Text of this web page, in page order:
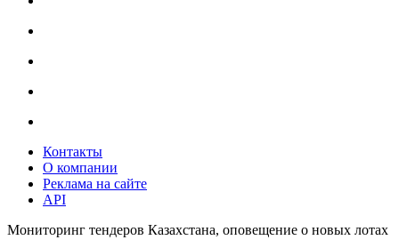
Контакты
О компании
Реклама на сайте
API
Мониторинг тендеров Казахстана, оповещение о новых лотах